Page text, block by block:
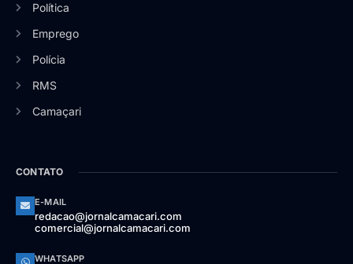
Política
Emprego
Polícia
RMS
Camaçari
CONTATO
E-MAIL
redacao@jornalcamacari.com
comercial@jornalcamacari.com
WHATSAPP